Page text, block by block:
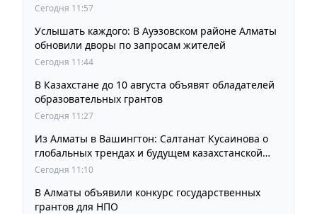
Сегодня 11:57
Услышать каждого: В Ауэзовском районе Алматы
обновили дворы по запросам жителей
Сегодня 11:44
В Казахстане до 10 августа объявят обладателей
образовательных грантов
Сегодня 11:27
Из Алматы в Вашингтон: Салтанат Кусаинова о
глобальных трендах и будущем казахстанской
школы
Сегодня 11:10
В Алматы объявили конкурс государственных
грантов для НПО